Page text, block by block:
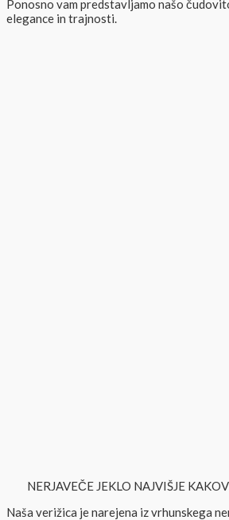
Ponosno vam predstavljamo našo
elegance in trajnosti.
NERJAVEČE JEKLO NAJVIŠJE
Naša verižica je narejena iz vrhunskega